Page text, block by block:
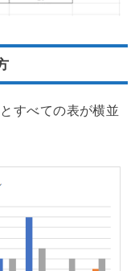
すべての表が横並